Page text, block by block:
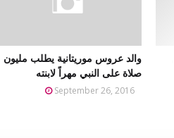
والد عروس موريتانية يطلب مليون
صلاة على النبي مهراً لابنته
September 26, 2016